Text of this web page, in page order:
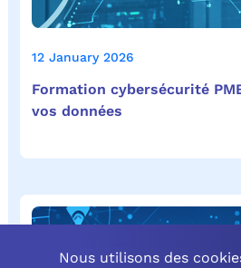
12 January 2026
Formation cybersécurité
vos données
Nous utilisons des